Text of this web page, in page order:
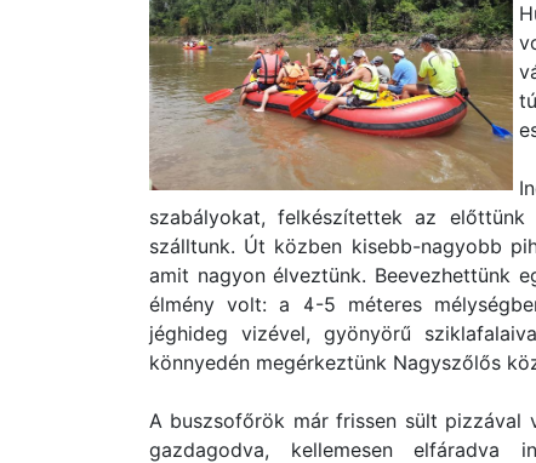
szabályokat, felkészítettek az
szálltunk. Út közben kisebb-nagyobb
amit nagyon élveztünk. Beevezhettünk
élmény volt: a 4-5 méteres
jéghideg vizével, gyönyörű
könnyedén megérkeztünk Nagyszőlős
A buszsofőrök már frissen sült pizzával
gazdagodva, kellemesen